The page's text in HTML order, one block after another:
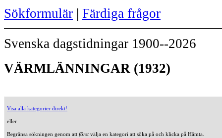
Sökformulär | Färdiga frågor
Svenska dagstidningar 1900--2026
VÄRMLÄNNINGAR (1932)
Visa alla kategorier direkt!
eller
Begränsa sökningen genom att förstvälja en kategori att söka på och klicka på Hämta.